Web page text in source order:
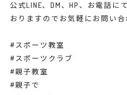
公式LINE、DM、HP、お電話に
おりますのでお気軽にお問い
#スポーツ教室
#スポーツクラブ
#親子教室
#親子で